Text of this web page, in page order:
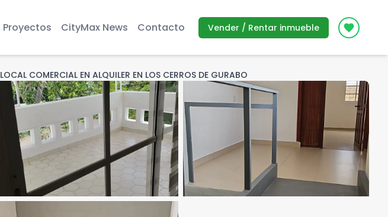
Proyectos CityMax News Contacto Vender / Rentar inmueble Icon
LOCAL COMERCIAL EN ALQUILER EN LOS CERROS DE GURABO